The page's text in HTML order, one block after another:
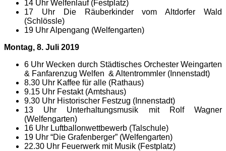
14 Uhr Welfenlauf (Festplatz)
17 Uhr Die Räuberkinder vom Altdorfer Wald
(Schlössle)
19 Uhr Alpengang (Welfengarten)
Montag, 8. Juli 2019
6 Uhr Wecken durch Städtisches Orchester Weingarten
& Fanfarenzug Welfen & Altentrommler (Innenstadt)
8.30 Uhr Kaffee für alle (Rathaus)
9.15 Uhr Festakt (Amtshaus)
9.30 Uhr Historischer Festzug (Innenstadt)
13 Uhr Unterhaltungsmusik mit Rolf Wagner
(Welfengarten)
16 Uhr Luftballonwettbewerb (Talschule)
19 Uhr “Die Grafenberger” (Welfengarten)
22.30 Uhr Feuerwerk mit Musik (Festplatz)